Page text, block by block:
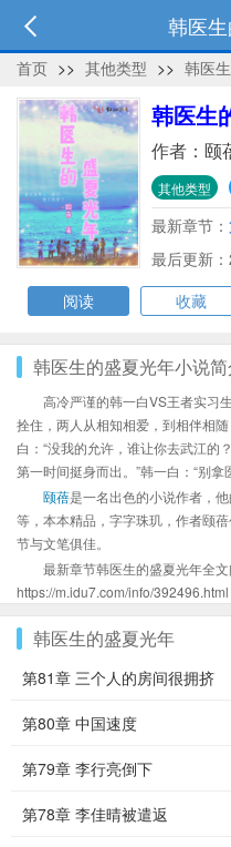
韩医
首页 >> 其他类型 >> 韩医
韩医生
作者： 颐
其他类型
最新章节：
最后更新
阅读
收藏
韩医生的盛夏光年小说
高冷严谨的韩一白VS王者实习
拴住，两人从相知相爱，到相伴相
白：“没我的允许，谁让你去武江的
第一时间挺身而出。”韩一白：“别拿
颐蓓是一名出色的小说作者，
等，本本精品，字字珠玑，作者颐
节与文笔俱佳。
最新章节韩医生的盛夏光年全文
https://m.idu7.com/info/392496.html
韩医生的盛夏光年
第81章 三个人的房间很拥挤
第80章 中国速度
第79章 李行亮倒下
第78章 李佳晴被遣返